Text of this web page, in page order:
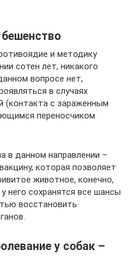
и методику
сотен лет, никакого
вопросе нет,
в случаях
(контакта с зараженным
переносчиком
в данном направлении –
которая позволяет
животное, конечно,
него сохранятся все шансы
восстановить
у собак –